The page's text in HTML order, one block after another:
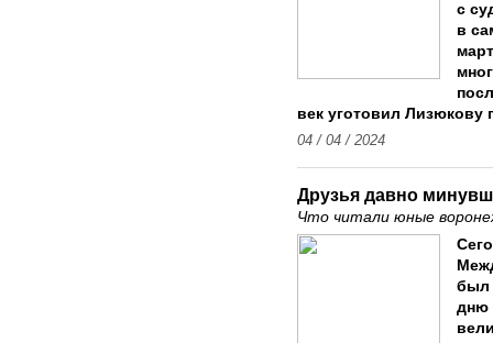
с
в
век уготовил Лизюкову
04 / 04 / 2024
Друзья давно
Что читали юные
был
дню